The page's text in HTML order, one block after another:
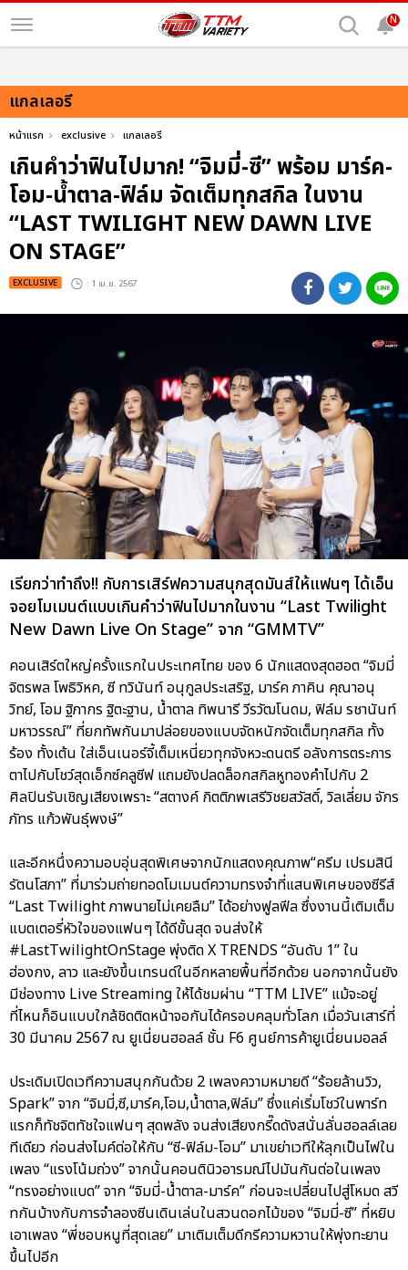
N
แกลเลอรี
หน้าแรก exclusive แกลเลอรี
เกินคำว่าฟินไปมาก! “จิมมี่-ซี” พร้อม มาร์ค-
โอม-น้ำตาล-ฟิล์ม จัดเต็มทุกสกิล ในงาน
“LAST TWILIGHT NEW DAWN LIVE
ON STAGE”
EXCLUSIVE : 1 เม.ย. 2567
เรียกว่าทำถึง!! กับการเสิร์ฟความสนุกสุดมันส์ให้แฟนๆ ได้เอ็น
จอยโมเมนต์แบบเกินคำว่าฟินไปมากในงาน “Last Twilight
New Dawn Live On Stage” จาก “GMMTV”
คอนเสิร์ตใหญ่ครั้งแรกในประเทศไทย ของ 6 นักแสดงสุดฮอต “จิมมี่
จิตรพล โพธิวิหค, ซี ทวินันท์ อนุกูลประเสริฐ, มาร์ค ภาคิน คุณาอนุ
วิทย์, โอม ฐิภากร ฐิตะฐาน, น้ำตาล ทิพนารี วีรวัฒโนดม, ฟิล์ม รชานันท์
มหาวรรณ์” ที่ยกทัพกันมาปล่อยของแบบจัดหนักจัดเต็มทุกสกิล ทั้ง
ร้อง ทั้งเต้น ใส่เอ็นเนอร์จี้เต็มเหนี่ยวทุกจังหวะดนตรี อลังการตระการ
ตาไปกับโชว์สุดเอ็กซ์คลูซีฟ แถมยังปลดล็อกสกิลหูทองคำไปกับ 2
ศิลปินรับเชิญเสียงเพราะ “สตางค์ กิตติภพเสรีวิชยสวัสดิ์, วิลเลี่ยม จักร
ภัทร แก้วพันธุ์พงษ์”
และอีกหนึ่งความอบอุ่นสุดพิเศษจากนักแสดงคุณภาพ“ครีม เปรมสินี
รัตนโสภา” ที่มาร่วมถ่ายทอดโมเมนต์ความทรงจำที่แสนพิเศษของซีรีส์
“Last Twilight ภาพนายไม่เคยลืม” ได้อย่างฟูลฟีล ซึ่งงานนี้เติมเต็ม
แบตเตอรี่หัวใจของแฟนๆ ได้ดีขั้นสุด จนส่งให้
#LastTwilightOnStage พุ่งติด X TRENDS “อันดับ 1” ใน
ฮ่องกง, ลาว และยังขึ้นเทรนด์ในอีกหลายพื้นที่อีกด้วย นอกจากนั้นยัง
มีช่องทาง Live Streaming ให้ได้ชมผ่าน “TTM LIVE” แม้จะอยู่
ที่ไหนก็อินแบบใกล้ชิดติดหน้าจอกันได้ครอบคลุมทั่วโลก เมื่อวันเสาร์ที่
30 มีนาคม 2567 ณ ยูเนี่ยนฮอลล์ ชั้น F6 ศูนย์การค้ายูเนี่ยนมอลล์
ประเดิมเปิดเวทีความสนุกกันด้วย 2 เพลงความหมายดี “ร้อยล้านวิว,
Spark” จาก “จิมมี่,ซี,มาร์ค,โอม,น้ำตาล,ฟิล์ม” ซึ่งแค่เริ่มโชว์ในพาร์ท
แรกก็ทัชจิตทัชใจแฟนๆ สุดพลัง จนส่งเสียงกรี๊ดดังสนั่นลั่นฮอลล์เลย
ทีเดียว ก่อนส่งไมค์ต่อให้กับ “ซี-ฟิล์ม-โอม” มาเขย่าเวทีให้ลุกเป็นไฟใน
เพลง “แรงโน้มถ่วง” จากนั้นคอนตินิวอารมณ์ไปมันกันต่อในเพลง
“ทรงอย่างแบด” จาก “จิมมี่-น้ำตาล-มาร์ค” ก่อนจะเปลี่ยนไปสู่โหมด สวี
ทกันบ้างกับการจำลองซีนเดินเล่นในสวนดอกไม้ของ “จิมมี่-ซี” ที่หยิบ
เอาเพลง “พี่ชอบหนูที่สุดเลย” มาเติมเต็มดีกรีความหวานให้พุ่งทะยาน
ขึ้นไปอีก